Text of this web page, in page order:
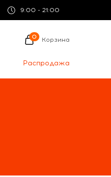
9:00 - 21:00
0 Корзина
Распродажа